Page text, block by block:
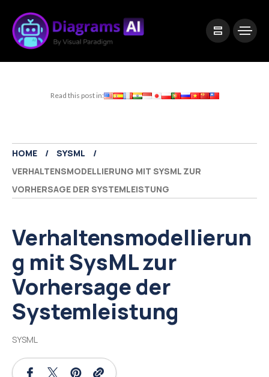
Read this post in:
HOME
SYSML
VERHALTENSMODELLIERUNG MIT SYSML ZUR
VORHERSAGE DER SYSTEMLEISTUNG
Verhaltensmodellierun
g mit SysML zur
Vorhersage der
Systemleistung
SYSML